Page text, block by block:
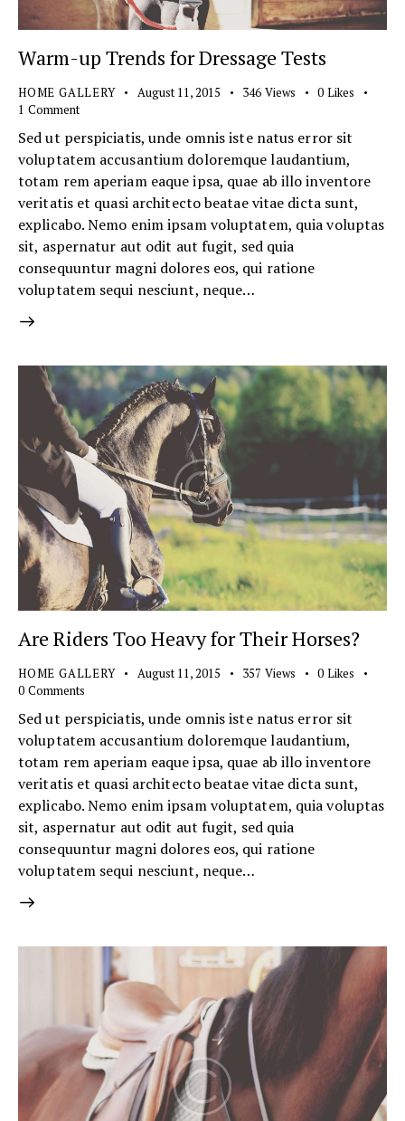
Warm-up Trends for Dressage Tests
HOME GALLERY August 11, 2015 346 Views 0 Likes
1 Comment
Sed ut perspiciatis, unde omnis iste natus error sit
voluptatem accusantium doloremque laudantium,
totam rem aperiam eaque ipsa, quae ab illo inventore
veritatis et quasi architecto beatae vitae dicta sunt,
explicabo. Nemo enim ipsam voluptatem, quia voluptas
sit, aspernatur aut odit aut fugit, sed quia
consequuntur magni dolores eos, qui ratione
voluptatem sequi nesciunt, neque…
Are Riders Too Heavy for Their Horses?
HOME GALLERY August 11, 2015 357 Views 0 Likes
0 Comments
Sed ut perspiciatis, unde omnis iste natus error sit
voluptatem accusantium doloremque laudantium,
totam rem aperiam eaque ipsa, quae ab illo inventore
veritatis et quasi architecto beatae vitae dicta sunt,
explicabo. Nemo enim ipsam voluptatem, quia voluptas
sit, aspernatur aut odit aut fugit, sed quia
consequuntur magni dolores eos, qui ratione
voluptatem sequi nesciunt, neque…